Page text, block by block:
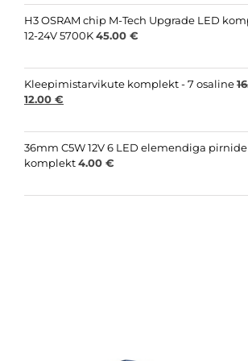
15.00 €.8.00 €.
H3 OSRAM chip M-Tech Upgrade LED
12-24V 5700K45.00 €
Kleepimistarvikute komplekt - 7 osaline
Original
was:
16.00 €.
12.00 €
is:
12.00 €.
36mm C5W 12V 6 LED elemendiga pirnide
komplekt4.00 €